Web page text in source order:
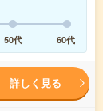
50代 60代
詳しく見る